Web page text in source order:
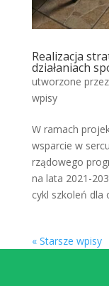
Realizacja
działaniach
utworzone przez
wpisy
W ramach
wsparcie w
rządowego
na lata 2021-
cykl szkoleń dla
« Starsze wpisy